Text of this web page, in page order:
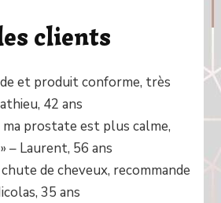
clients
et produit conforme, très
42 ans
ma prostate est plus calme,
– Laurent, 56 ans
chute de cheveux, recommande
35 ans